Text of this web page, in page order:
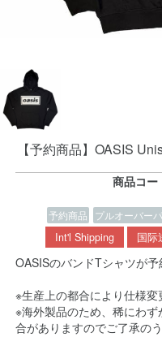
【予約商品】OASIS
商品コー
予約商品 プルオーバー
Int'l Shipping 国际
OASISのバンドTシャツが
※生産上の都合により仕様変
※海外製品のため、稀にわ
合がありますのでご了承の